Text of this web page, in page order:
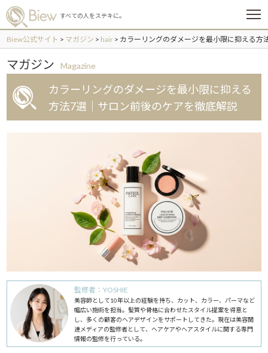
すべての人をステキに。
メ
ュ
ー
Biew公式サイト > マガジン > hair > カラーリングのダメージを最小限に抑える方
マガジン Magazine
カラーリングのダメージを最小限に抑える
方法7選｜サロン前後のケアを徹底解説
監修者：YOSHIE
美容師として10年以上の経験を持ち、カット、カラー、パーマなど
幅広い施術を担当。髪質や骨格に合わせたスタイル提案を得意と
し、多くの顧客のヘアデザインをサポートしてきた。現在は美容関
連メディアの監修者として、ヘアケアやヘアスタイルに関する専門
情報の監修を行っている。